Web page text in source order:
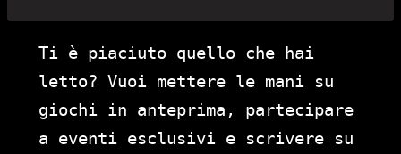
Ti è piaciuto quello che hai
letto? Vuoi mettere le mani su
giochi in anteprima, partecipare
a eventi esclusivi e scrivere su